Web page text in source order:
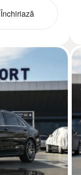
Închiriază